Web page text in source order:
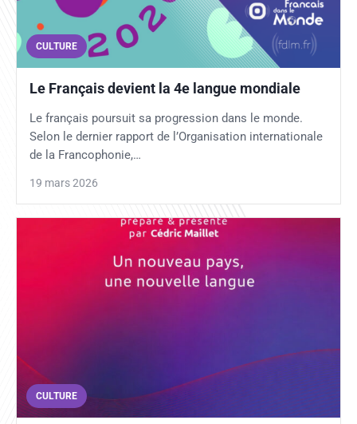
CULTURE
Le Français devient la 4e langue mondiale
Le français poursuit sa progression dans le monde.
Selon le dernier rapport de l’Organisation internationale
de la Francophonie,…
19 mars 2026
CULTURE